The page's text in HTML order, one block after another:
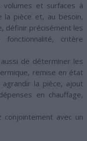
et surfaces à
la pièce et, au besoin,
définir précisément les
critère
de déterminer les
remise en état
la pièce, ajout
en chauffage,
avec un